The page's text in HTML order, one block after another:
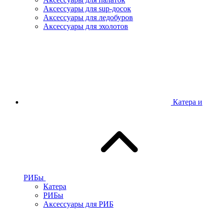
Аксессуары для sup-досок
Аксессуары для ледобуров
Аксессуары для эхолотов
Катера и
РИБы
Катера
РИБы
Аксессуары для РИБ